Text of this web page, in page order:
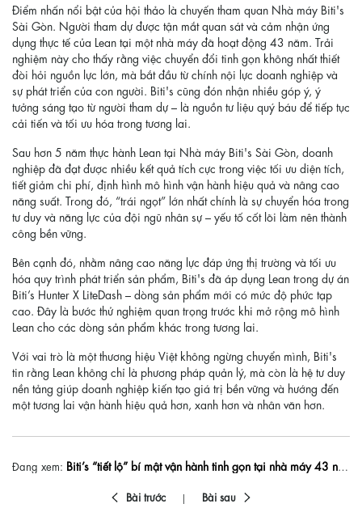
Điểm nhấn nổi bật của hội thảo là chuyến tham quan Nhà máy Biti's
Sài Gòn. Người tham dự được tận mắt quan sát và cảm nhận ứng
dụng thực tế của Lean tại một nhà máy đã hoạt động 43 năm. Trải
nghiệm này cho thấy rằng việc chuyển đổi tinh gọn không nhất thiết
đòi hỏi nguồn lực lớn, mà bắt đầu từ chính nội lực doanh nghiệp và
sự phát triển của con người. Biti's cũng đón nhận nhiều góp ý, ý
tưởng sáng tạo từ người tham dự – là nguồn tư liệu quý báu để tiếp tục
cải tiến và tối ưu hóa trong tương lai.
Sau hơn 5 năm thực hành Lean tại Nhà máy Biti's Sài Gòn, doanh
nghiệp đã đạt được nhiều kết quả tích cực trong việc tối ưu diện tích,
tiết giảm chi phí, định hình mô hình vận hành hiệu quả và nâng cao
năng suất. Trong đó, “trái ngọt” lớn nhất chính là sự chuyển hóa trong
tư duy và năng lực của đội ngũ nhân sự – yếu tố cốt lõi làm nên thành
công bền vững.
Bên cạnh đó, nhằm nâng cao năng lực đáp ứng thị trường và tối ưu
hóa quy trình phát triển sản phẩm, Biti's đã áp dụng Lean trong dự án
Biti’s Hunter X LiteDash – dòng sản phẩm mới có mức độ phức tạp
cao. Đây là bước thử nghiệm quan trọng trước khi mở rộng mô hình
Lean cho các dòng sản phẩm khác trong tương lai.
Với vai trò là một thương hiệu Việt không ngừng chuyển mình, Biti's
tin rằng Lean không chỉ là phương pháp quản lý, mà còn là hệ tư duy
nền tảng giúp doanh nghiệp kiến tạo giá trị bền vững và hướng đến
một tương lai vận hành hiệu quả hơn, xanh hơn và nhân văn hơn.
Đang xem: Biti’s “tiết lộ” bí mật vận hành tinh gọn tại nhà máy 43 năm tuổi
Bài trước Bài sau